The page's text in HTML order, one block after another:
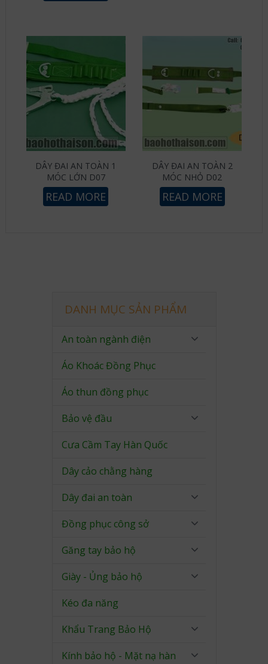
DÂY ĐAI AN TOÀN 1
MÓC LỚN D07
READ MORE
DÂY ĐAI AN TOÀN 2
MÓC NHỎ D02
READ MORE
DANH MỤC SẢN PHẨM
An toàn ngành điện
Áo Khoác Đồng Phục
Áo thun đồng phục
Bảo vệ đầu
Cưa Cầm Tay Hàn Quốc
Dây cảo chằng hàng
Dây đai an toàn
Đồng phục công sở
Găng tay bảo hộ
Giày - Ủng bảo hộ
Kéo đa năng
Khẩu Trang Bảo Hộ
Kính bảo hộ - Mặt nạ hàn